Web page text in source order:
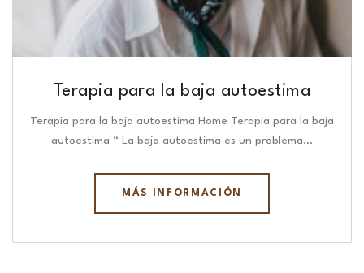
Terapia para la baja autoestima
Terapia para la baja autoestima Home Terapia para la baja
autoestima “ La baja autoestima es un problema…
MÁS INFORMACIÓN